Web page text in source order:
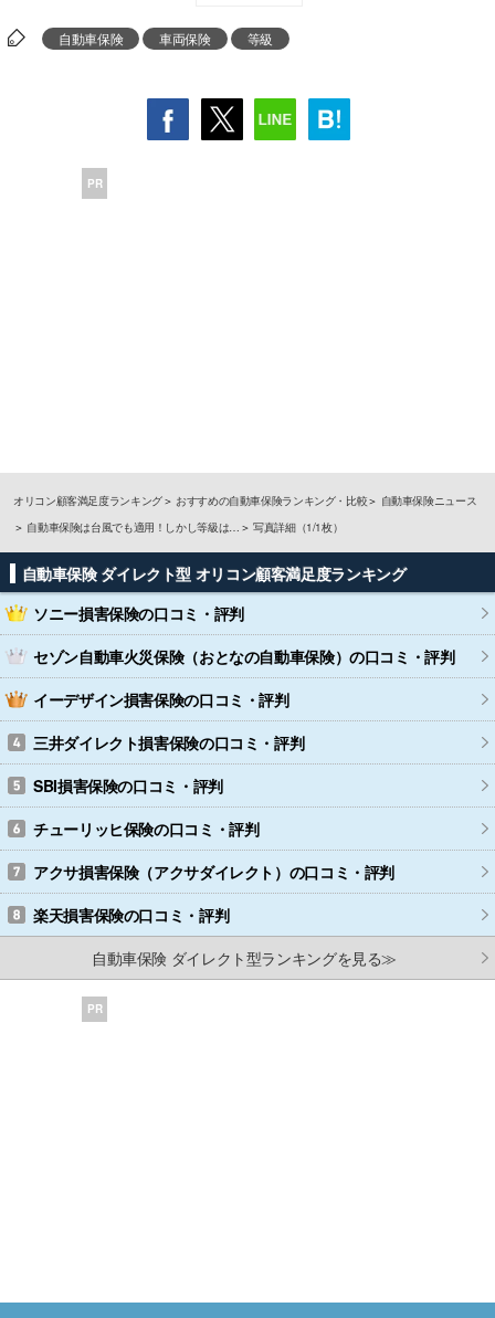
自動車保険 車両保険 等級
PR
オリコン顧客満足度ランキング おすすめの自動車保険ランキング・比較
自動車保険ニュース
自動車保険は台風でも適用！しかし等級は…
写真詳細（1/1枚）
自動車保険 ダイレクト型 オリコン顧客満足度ランキング
ソニー損害保険の口コミ・評判
セゾン自動車火災保険（おとなの自動車保険）の口コミ・評判
イーデザイン損害保険の口コミ・評判
三井ダイレクト損害保険の口コミ・評判
SBI損害保険の口コミ・評判
チューリッヒ保険の口コミ・評判
アクサ損害保険（アクサダイレクト） の口コミ・評判
楽天損害保険の口コミ・評判
自動車保険 ダイレクト型ランキングを見る≫
PR